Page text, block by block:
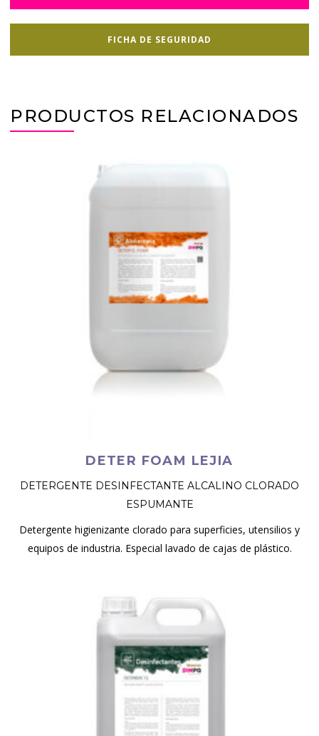
FICHA DE SEGURIDAD
PRODUCTOS RELACIONADOS
DETER FOAM LEJIA
DETERGENTE DESINFECTANTE ALCALINO CLORADO
ESPUMANTE
Detergente higienizante clorado para superficies, utensilios y
equipos de industria. Especial lavado de cajas de plástico.